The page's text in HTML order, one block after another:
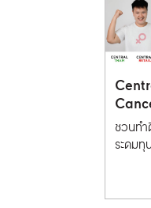
ชวนทำ
ระดม
พร้อ
และคุ